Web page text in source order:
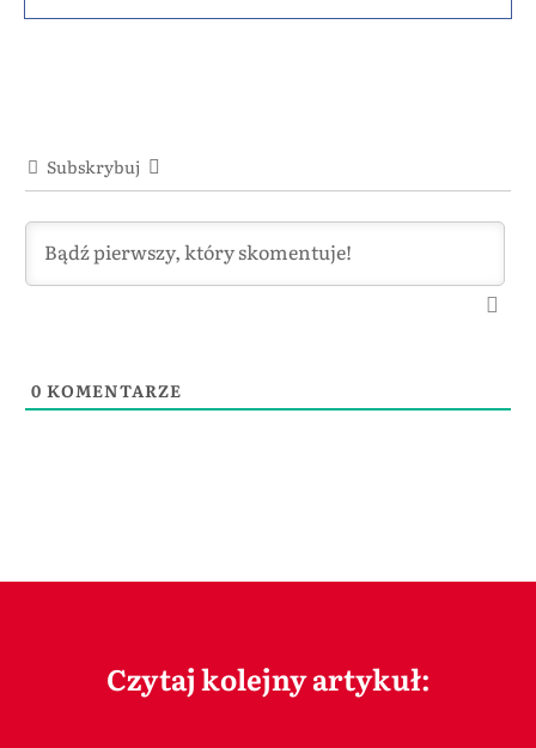
Subskrybuj
0 KOMENTARZE
Czytaj kolejny artykuł: